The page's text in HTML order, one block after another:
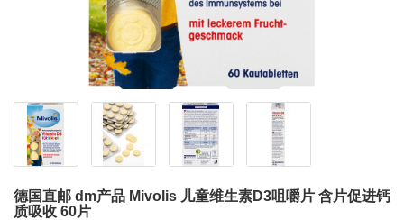
德国直邮 dm产品 Mivolis 儿童维生素D3咀嚼片 含片促进钙
质吸收 60片